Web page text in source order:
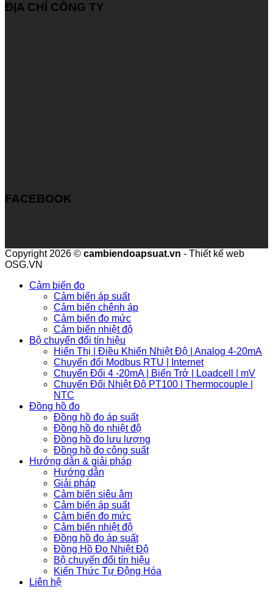
ĐỊA CHỈ CÔNG TY
FACEBOOK
Copyright 2026 © cambiendoapsuat.vn - Thiết kế web
OSG.VN
Cảm biến đo
Cảm biến áp suất
Cảm biến chênh áp
Cảm biến đo mức
Cảm biến nhiệt độ
Bộ chuyển đổi tín hiệu
Hiển Thị | Điều Khiển Nhiệt Độ | Analog 4-20mA
Chuyển đổi Modbus RTU | Internet
Chuyển Đổi 4 -20mA | Biến Trở | Loadcell | mV
Chuyển Đổi Nhiệt Độ PT100 | Thermocouple |
NTC
Đồng hồ đo
Đồng hồ đo áp suất
Đồng hồ đo nhiệt độ
Đồng hồ đo lưu lượng
Đồng hồ đo công suất
Hướng dẫn & giải pháp
Hướng dẫn
Giải pháp
Cảm biến siêu âm
Cảm biến áp suất
Cảm biến đo mức
Cảm biến nhiệt độ
Đồng hồ đo áp suất
Đồng Hồ Đo Nhiệt Độ
Bộ chuyển đổi tín hiệu
Kiến Thức Tự Động Hóa
Liên hệ